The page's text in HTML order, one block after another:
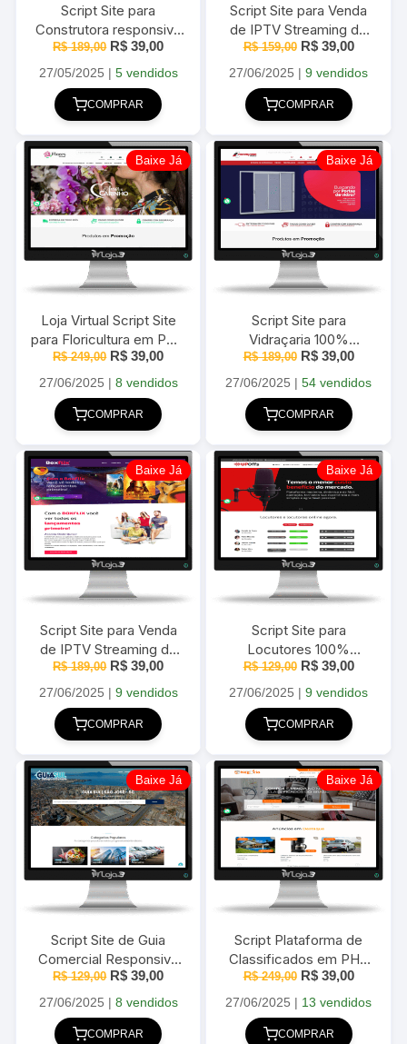
Script Site para
Construtora responsivo
em PHP com Painel
Administrativo
R$189,00 O
original
era:
R$ 189,00.
R$ 39,00O
atual
27/05/2025 | 5 vendidos
COMPRAR
Script Site para Venda
de IPTV Streaming de
Vídeo em PHP com
Painel Administrável
R$159,00 O
original
era:
R$ 159,00.
R$39,00O
atual
27/06/2025 |9 vendidos
COMPRAR
Baixe Já
Loja Virtual Script Site
para Floricultura em PHP
com Painel
Administrativo
R$249,00 O
original
era:
R$ 249,00.
R$ 39,00O
atual
27/06/2025 | 8 vendidos
COMPRAR
Baixe Já
Script Site para
Vidraçaria 100%
responsivo em PHP com
Painel Administrativo
R$189,00 O
original
era:
R$ 189,00.
R$39,00O
atual
27/06/2025 |54 vendidos
COMPRAR
Baixe Já
Script Site para Venda
de IPTV Streaming de
Vídeo com Painel
Administrativo
R$189,00 O
original
era:
R$ 189,00.
R$ 39,00O
atual
27/06/2025 | 9 vendidos
COMPRAR
Baixe Já
Script Site para
Locutores 100%
responsivo em PHP com
Painel Administrativo
R$129,00 O
original
era:
R$ 129,00.
R$39,00O
atual
27/06/2025 |9 vendidos
COMPRAR
Baixe Já
Script Site de Guia
Comercial Responsivo
em PHP com Painel
Administrativo
R$129,00 O
original
era:
R$ 129,00.
R$ 39,00O
atual
27/06/2025 | 8 vendidos
COMPRAR
Baixe Já
Script Plataforma de
Classificados em PHP
com Mercado Pago
R$249,00 O
original
era:
R$ 249,00.
R$39,00O
atual
27/06/2025 | 13 vendidos
COMPRAR